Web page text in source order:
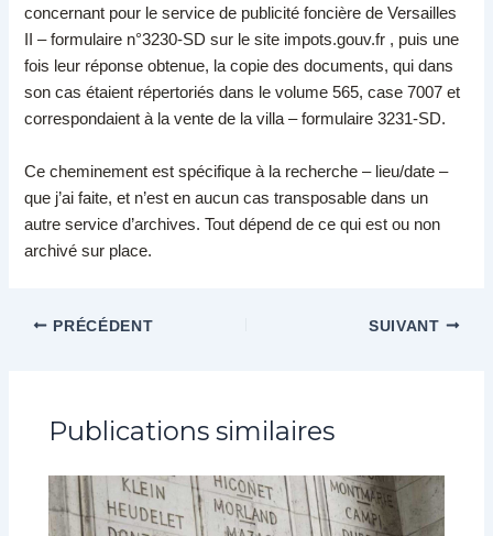
concernant pour le service de publicité foncière de Versailles
II – formulaire n°3230-SD sur le site impots.gouv.fr , puis une
fois leur réponse obtenue, la copie des documents, qui dans
son cas étaient répertoriés dans le volume 565, case 7007 et
correspondaient à la vente de la villa – formulaire 3231-SD.
Ce cheminement est spécifique à la recherche – lieu/date –
que j’ai faite, et n’est en aucun cas transposable dans un
autre service d’archives. Tout dépend de ce qui est ou non
archivé sur place.
PRÉCÉDENT SUIVANT
Publications similaires